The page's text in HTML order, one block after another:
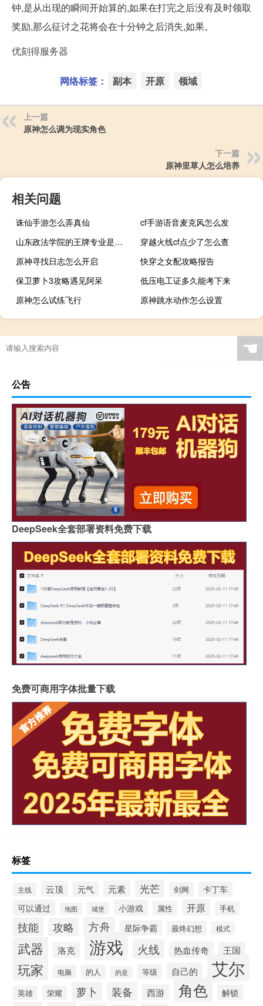
钟,是从出现的瞬间开始算的,如果在打完之后没有及时领取
奖励,那么征讨之花将会在十分钟之后消失,如果。
优刻得服务器
网络标签： 副本 开原 领域
上一篇
原神怎么调为现实角色
下一篇
原神里草人怎么培养
相关问题
诛仙手游怎么弄真仙
cf手游语音麦克风怎么发
山东政法学院的王牌专业是什么
穿越火线cf点少了怎么查
原神寻找日志怎么开启
快穿之女配攻略报告
保卫萝卜3攻略遇见阿呆
低压电工证多久能考下来
原神怎么试练飞行
原神跳水动作怎么设置
☚
公告
DeepSeek全套部署资料免费下载
免费可商用字体批量下载
标签
主线 云顶 元气 元素 光芒 剑网 卡丁车
可以通过 地图 城堡 小游戏 属性 开原 手机
技能 攻略 方舟 星际争霸 最终幻想 模式
武器 洛克 游戏 火线 热血传奇 王国
玩家 电脑 的人 的是 等级 自己的 艾尔
英雄 荣耀 萝卜 装备 西游 角色 解锁